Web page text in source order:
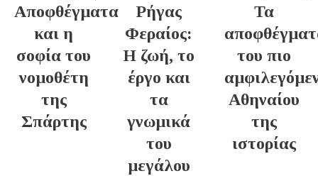
Αποφθέγματα
και η
σοφία του
νομοθέτη
της
Σπάρτης
Ρήγας
Φεραίος:
Η ζωή, το
έργο και
τα
γνωμικά
του
μεγάλου
Τα
του πιο
Αθηναίου
της
ιστορίας